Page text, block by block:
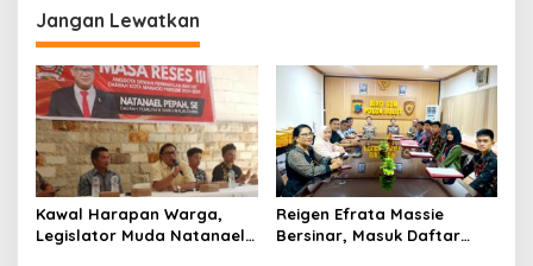
Jangan Lewatkan
Kawal Harapan Warga,
Legislator Muda Natanael
Reigen Efrata Massie
Bersinar, Masuk Daftar